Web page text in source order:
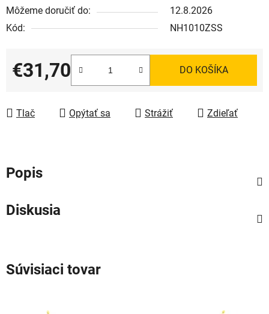
Môžeme doručiť do:
12.8.2026
Kód:
NH1010ZSS
€31,70
Jednotková cena:
DO KOŠÍKA
Tlač Opýtať sa Strážiť Zdieľať
Popis
Diskusia
Súvisiaci tovar